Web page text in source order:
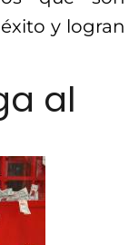
y logran
al